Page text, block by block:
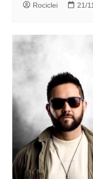
Rociclei 21/